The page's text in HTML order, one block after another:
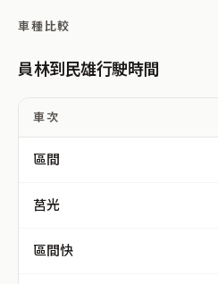
車種比較
員林到民雄行駛時間
車次
區間
莒光
區間快